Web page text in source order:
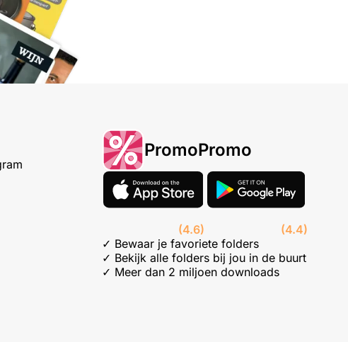
PromoPromo
(4.6)
(4.4)
✓ Bewaar je favoriete folders
✓ Bekijk alle folders bij jou in de buurt
✓ Meer dan 2 miljoen downloads